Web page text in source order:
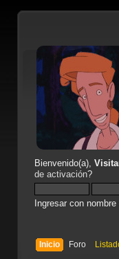
Bienvenido(a),
de activación?
Ingresar con
Inicio Foro